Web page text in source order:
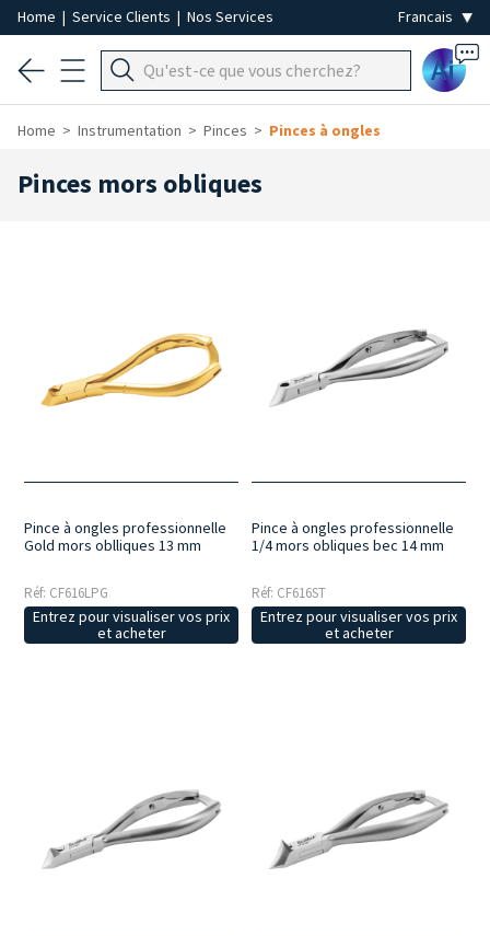
Home | Service Clients | Nos Services
Ai
Home Instrumentation Pinces Pinces à ongles
Pinces mors obliques
Pince à ongles professionnelle
Gold mors oblliques 13 mm
Réf: CF616LPG
Entrez pour visualiser vos prix
et acheter
Pince à ongles professionnelle
1/4 mors obliques bec 14 mm
Réf: CF616ST
Entrez pour visualiser vos prix
et acheter